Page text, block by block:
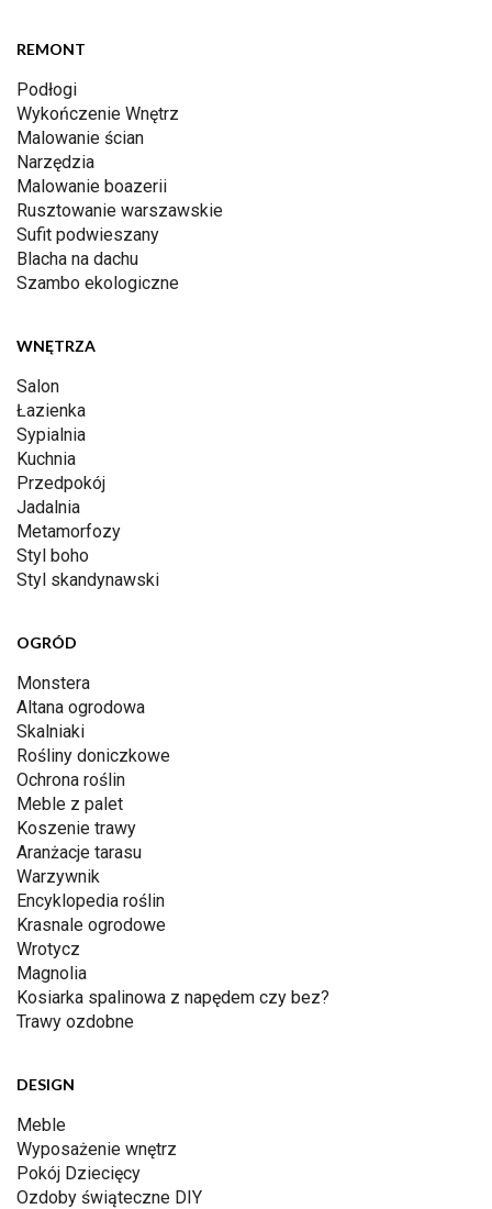
REMONT
Podłogi
Wykończenie Wnętrz
Malowanie ścian
Narzędzia
Malowanie boazerii
Rusztowanie warszawskie
Sufit podwieszany
Blacha na dachu
Szambo ekologiczne
WNĘTRZA
Salon
Łazienka
Sypialnia
Kuchnia
Przedpokój
Jadalnia
Metamorfozy
Styl boho
Styl skandynawski
OGRÓD
Monstera
Altana ogrodowa
Skalniaki
Rośliny doniczkowe
Ochrona roślin
Meble z palet
Koszenie trawy
Aranżacje tarasu
Warzywnik
Encyklopedia roślin
Krasnale ogrodowe
Wrotycz
Magnolia
Kosiarka spalinowa z napędem czy bez?
Trawy ozdobne
DESIGN
Meble
Wyposażenie wnętrz
Pokój Dziecięcy
Ozdoby świąteczne DIY